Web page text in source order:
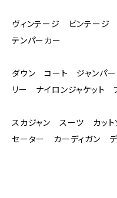
ヴィンテージ ビンテー
テンパーカー
ダウン コート ジャンパ
リー ナイロンジャケット
スカジャン スーツ カッ
セーター カーディガン デ